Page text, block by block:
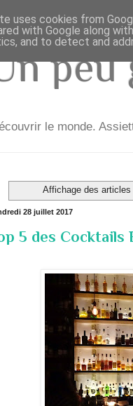
peu
le monde.
Affichage des
28 juillet 2017
5 des Cocktails
uses cookies from
with Google along
and to detect and